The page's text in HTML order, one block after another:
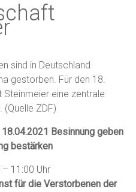
sind in Deutschland
gestorben. Für den 18.
Steinmeier eine zentrale
(Quelle ZDF)
Besinnung geben
bestärken
11:00 Uhr
für die Verstorbenen der